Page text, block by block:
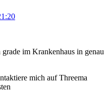
im Krankenhaus in genau
mich auf Threema